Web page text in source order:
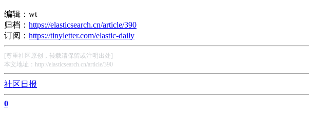
编辑：wt
归档： https://elasticsearch.cn/article/390
订阅： https://tinyletter.com/elastic-daily
[尊重社区原创，转载请保留或注明出处]
本文地址：http://elasticsearch.cn/article/390
社区日报
0